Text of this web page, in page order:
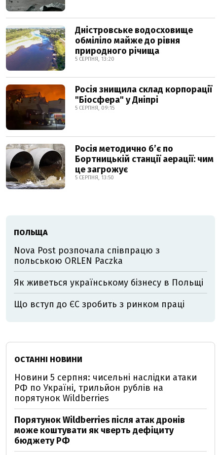
Дністровське водосховище
обміліло майже до рівня
природного річища
5 СЕРПНЯ, 13:20
Росія знищила склад корпорації
"Біосфера" у Дніпрі
5 СЕРПНЯ, 09:15
Росія методично б’є по
Бортницькій станції аерації: чим
це загрожує
5 СЕРПНЯ, 13:50
ПОЛЬЩА
Nova Post розпочала співпрацю з
польською ORLEN Paczka
Як живеться українському бізнесу в Польщі
Що вступ до ЄС зробить з ринком праці
ОСТАННІ НОВИНИ
Новини 5 серпня: чисельні наслідки атаки
РФ по Україні, трильйон рублів на
порятунок Wildberries
Порятунок Wildberries після атак дронів
може коштувати як чверть дефіциту
бюджету РФ